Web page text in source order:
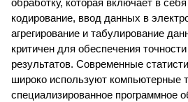
обработку, которая включает в
кодирование, ввод данных в
агрегирование и табулирование
критичен для обеспечения
результатов. Современные
широко используют компьютерные
специализированное программное